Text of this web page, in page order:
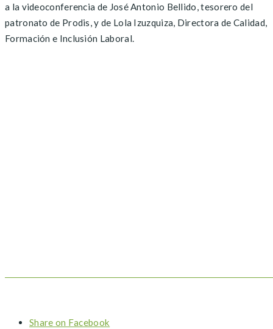
a la videoconferencia de José Antonio Bellido, tesorero del
patronato de Prodis, y de Lola Izuzquiza, Directora de Calidad,
Formación e Inclusión Laboral.
Share on Facebook